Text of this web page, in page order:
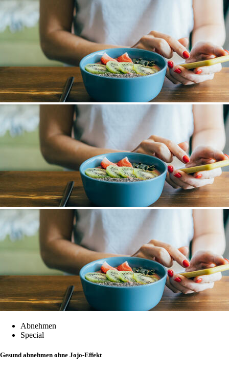
Abnehmen
Special
Gesund abnehmen ohne Jojo-Effekt